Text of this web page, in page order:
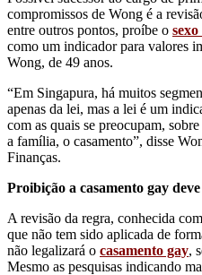
compromissos de Wong é a
entre outros pontos, proíbe o
como um indicador para valores
Wong, de 49 anos.
“Em Singapura, há muitos
apenas da lei, mas a lei é um
com as quais se preocupam,
a família, o casamento”, disse
Finanças.
Proibição a casamento gay
A revisão da regra, conhecida
que não tem sido aplicada de
não legalizará o casamento gay,
Mesmo as pesquisas indicando